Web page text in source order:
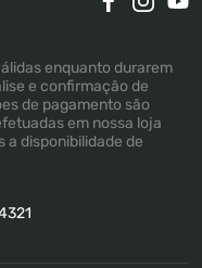
enquanto durarem
e confirmação de
de pagamento são
em nossa loja
a disponibilidade de